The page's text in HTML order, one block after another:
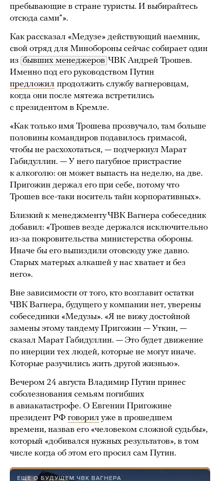
пребывающие в стране туристы. И выбирайтесь
отсюда сами“».
Как рассказал «Медузе» действующий наемник,
свой отряд для Минобороны сейчас собирает один
из бывших менеджеров ЧВК Андрей Трошев.
Именно под его руководством Путин
предложил продолжить службу вагнеровцам,
когда они после мятежа встретились
с президентом в Кремле.
«Как только имя Трошева прозвучало, там больше
половины командиров подавилось гримасой,
чтобы не расхохотаться, — подчеркнул Марат
Габидуллин. — У него пагубное пристрастие
к алкоголю: он может выпасть на неделю, на две.
Пригожин держал его при себе, потому что
Трошев все-таки носитель тайн корпоративных».
Близкий к менеджменту ЧВК Вагнера собеседник
добавил: «Трошев везде держался исключительно
из-за покровительства министерства обороны.
Иначе бы его выпиздили отовсюду уже давно.
Старых матерых алкашей у нас хватает и без
него».
Вне зависимости от того, кто возглавит остатки
ЧВК Вагнера, будущего у компании нет, уверены
собеседники «Медузы». «Я не вижу достойной
замены этому тандему Пригожин — Уткин, —
сказал Марат Габидуллин. — Это будет движение
по инерции тех людей, которые не могут иначе.
Которые разучились жить другой жизнью».
Вечером 24 августа Владимир Путин принес
соболезнования семьям погибших
в авиакатастрофе. О Евгении Пригожине
президент РФ говорил уже в прошедшем
времени, назвав его «человеком сложной судьбы»,
который «добивался нужных результатов», в том
числе когда об этом его просил сам Путин.
ЕЩЕ О БУДУЩЕМ ЧВК ВАГНЕРА